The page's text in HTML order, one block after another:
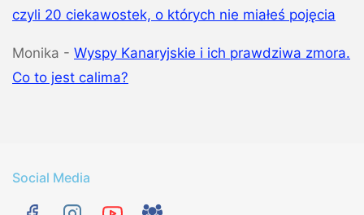
czyli 20 ciekawostek, o których nie miałeś pojęcia
Monika - Wyspy Kanaryjskie i ich prawdziwa zmora.
Co to jest calima?
Social Media